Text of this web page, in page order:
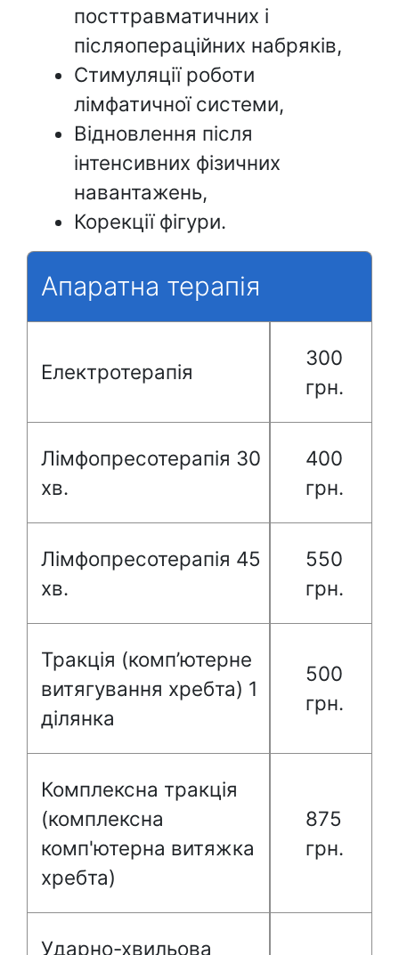
посттравматичних і
післяопераційних набряків,
Стимуляції роботи
лімфатичної системи,
Відновлення після
інтенсивних фізичних
навантажень,
Корекції фігури.
Апаратна терапія
Електротерапія
300
грн.
Лімфопресотерапія 30
хв.
400
грн.
Лімфопресотерапія 45
хв.
550
грн.
Тракція (комп’ютерне
витягування хребта) 1
ділянка
500
грн.
Комплексна тракція
(комплексна
комп'ютерна витяжка
хребта)
875
грн.
Ударно-хвильова